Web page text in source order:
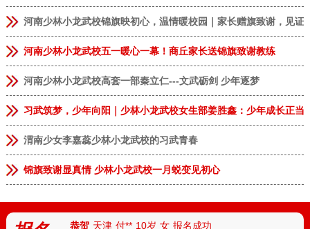
河南少林小龙武校锦旗映初心，温情暖校园｜家长赠旗致谢，见证
河南少林小龙武校五一暖心一幕！商丘家长送锦旗致谢教练
河南少林小龙武校高套一部秦立仁---文武砺剑 少年逐梦
习武筑梦，少年向阳｜少林小龙武校女生部姜胜鑫：少年成长正当
渭南少女李嘉蕊少林小龙武校的习武青春
锦旗致谢显真情 少林小龙武校一月蜕变见初心
恭贺 安徽临泉 张** 9岁
报名成功
恭贺 河南郑州 李** 13岁 男 报名成功
恭贺 河南郑州 林* 8岁 女 报名成功
恭贺 河南商丘 张** 9岁 女 报名成功
恭贺 天津 付** 10岁 女 报名成功